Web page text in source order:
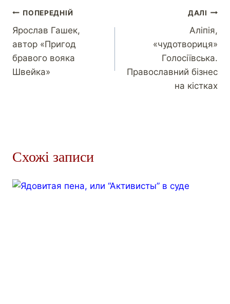
ПОПЕРЕДНІЙ
Ярослав Гашек,
автор «Пригод
бравого вояка
Швейка»
ДАЛІ
Аліпія,
«чудотвориця»
Голосіївська.
Православний бізнес
на кістках
Схожі записи